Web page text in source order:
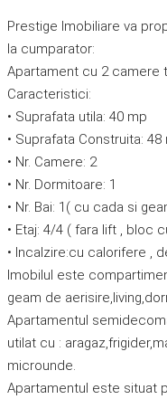
Prestige Imobiliare va
la cumparator:
Apartament cu 2 camere
Caracteristici:
• Suprafata utila: 40 mp
• Suprafata Construita: 48
• Nr. Camere: 2
• Nr. Dormitoare: 1
• Nr. Bai: 1( cu cada si
• Etaj: 4/4 ( fara lift , bloc
• Incalzire:cu calorifere ,
Imobilul este
geam de
Apartamentul
utilat cu :
microunde.
Apartamentul este situat